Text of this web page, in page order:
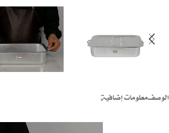
الوصفمعلومات إضافية